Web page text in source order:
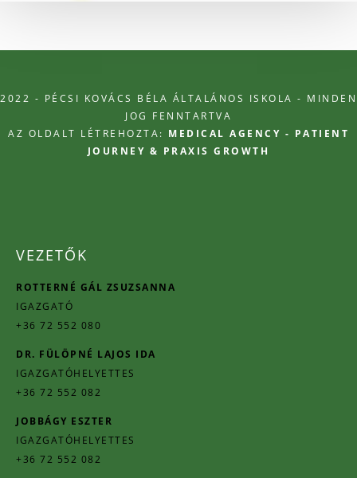
2022 - PÉCSI KOVÁCS BÉLA ÁLTALÁNOS ISKOLA - MINDEN
JOG FENNTARTVA
AZ OLDALT LÉTREHOZTA: MEDICAL AGENCY - PATIENT
JOURNEY & PRAXIS GROWTH
VEZETŐK
ROTTERNÉ GÁL ZSUZSANNA
IGAZGATÓ
+36 72 552 080
DR. FÜLÖPNÉ LAJOS IDA
IGAZGATÓHELYETTES
+36 72 552 082
JOBBÁGY ESZTER
IGAZGATÓHELYETTES
+36 72 552 082